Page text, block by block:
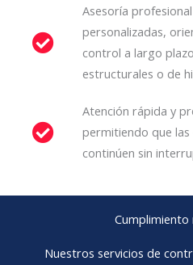
Asesoría
personalizadas,
control a largo
estructurales o de
Atención rápida y
permitiendo que
continúen sin
Nuestros servicios de